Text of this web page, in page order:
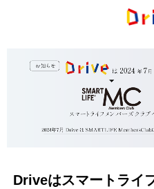
Driveはスマートライ